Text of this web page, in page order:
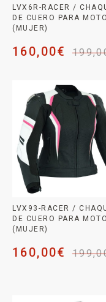
LVX6R-RACER /
DE CUERO PARA MOTO
(MUJER)
160,00€
LVX93-RACER /
DE CUERO PARA MOTO
(MUJER)
160,00€